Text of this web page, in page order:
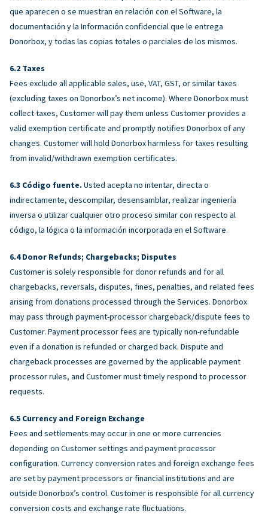
que aparecen o se muestran en relación con el Software, la
documentación y la Información confidencial que le entrega
Donorbox, y todas las copias totales o parciales de los mismos.
Taxes
Fees exclude all applicable sales, use, VAT, GST, or similar taxes
(excluding taxes on Donorbox’s net income). Where Donorbox must
collect taxes, Customer will pay them unless Customer provides a
valid exemption certificate and promptly notifies Donorbox of any
changes. Customer will hold Donorbox harmless for taxes resulting
from invalid/withdrawn exemption certificates.
Código fuente. Usted acepta no intentar, directa o
indirectamente, descompilar, desensamblar, realizar ingeniería
inversa o utilizar cualquier otro proceso similar con respecto al
código, la lógica o la información incorporada en el Software.
Donor Refunds; Chargebacks; Disputes
Customer is solely responsible for donor refunds and for all
chargebacks, reversals, disputes, fines, penalties, and related fees
arising from donations processed through the Services. Donorbox
may pass through payment-processor chargeback/dispute fees to
Customer. Payment processor fees are typically non-refundable
even if a donation is refunded or charged back. Dispute and
chargeback processes are governed by the applicable payment
processor rules, and Customer must timely respond to processor
requests.
Currency and Foreign Exchange
Fees and settlements may occur in one or more currencies
depending on Customer settings and payment processor
configuration. Currency conversion rates and foreign exchange fees
are set by payment processors or financial institutions and are
outside Donorbox’s control. Customer is responsible for all currency
conversion costs and exchange rate fluctuations.